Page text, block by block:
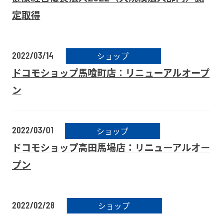
定取得
2022/03/14 ショップ
ドコモショップ馬喰町店：リニューアルオープ
ン
2022/03/01 ショップ
ドコモショップ高田馬場店：リニューアルオー
プン
2022/02/28 ショップ